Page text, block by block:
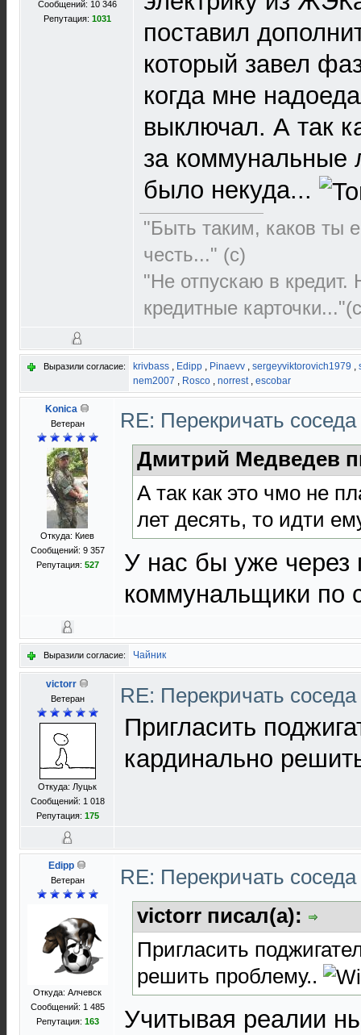
Сообщений: 10 346
Репутация: 1031
поставил
который завел
когда мне
выключал. А так
за коммунальные
было некуда...
"Быть таким, каков ты
честь..." (c)
"Не отпускаю в
кредитные
Выразили согласие: krivbass , Edipp , Pinaevv , sergeyviktorovich1979 ,
nem2007 , Rosco , norrest, escobar
Konica
Ветеран
Откуда: Киев
Сообщений: 9 357
Репутация: 527
RE: Перекричать
Дмитрий Медведев
А так как это чмо не
лет десять, то идти
У нас бы уже через
коммунальщики по
Выразили согласие: Чайник
victorr
Ветеран
Откуда: Луцьк
Сообщений: 1 018
Репутация: 175
RE: Перекричать
Пригласить
кардинально
Edipp
Ветеран
Откуда: Алчевск
Сообщений: 1 485
Репутация: 163
RE: Перекричать
victorr писал(а):
Пригласить
решить проблему..
Учитывая реалии